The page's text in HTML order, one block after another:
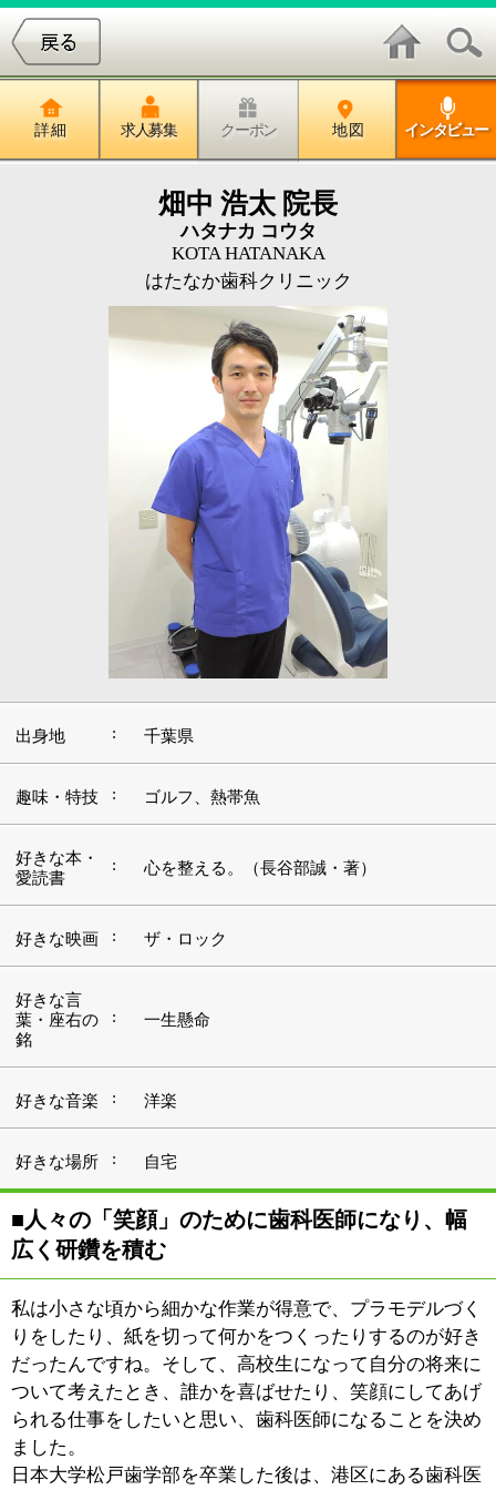
畑中 浩太 院長
ハタナカ コウタ
はたなか歯科クリニック
ゴルフ、熱帯魚
心を整える。（長谷部誠・著）
葉・座右の
銘
一生懸命
好きな音楽
好きな場所 : 自宅
■人々の「笑顔」のために歯科医師になり、幅
私は小さな頃から細かな作業が得意で、プラモデルづく
ついて考えたとき、誰かを喜ばせたり、笑顔にしてあげ
られる仕事をしたいと思い、歯科医師になることを決め
ました。
ニック』を開設するまでの7年ほどは、同じ墨田区の曳
舟にある歯科医院で分院長を務めていたんです。港区の
医院では、インプラントを中心とした専門性の高い診療
を、曳舟の医院では、地域に根差した幅広い診療を。そ
うして培った知識や経験をもって、東武スカイツリーラ
イン「鐘ヶ淵駅」前に開業しました。
■地域の方々に「気軽に」通ってほしい、そん
な想いを込めたクリニック
鐘ヶ淵駅の周辺は、墨田区の中でも下町らしさが残るエ
リアで、近隣にお住いの方々もとてもあたたかい雰囲気
なんですよね（笑）。勤務医時代から馴染みのある墨田